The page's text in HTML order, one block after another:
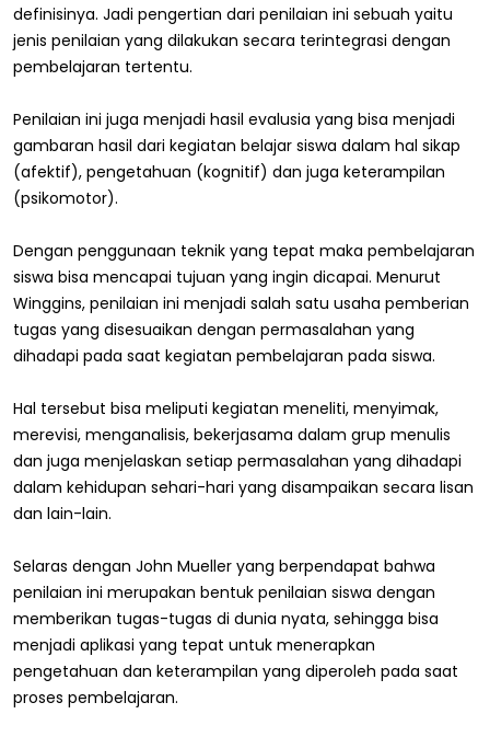
definisinya. Jadi pengertian dari penilaian ini sebuah yaitu
jenis penilaian yang dilakukan secara terintegrasi dengan
pembelajaran tertentu.
Penilaian ini juga menjadi hasil evalusia yang bisa menjadi
gambaran hasil dari kegiatan belajar siswa dalam hal sikap
(afektif), pengetahuan (kognitif) dan juga keterampilan
(psikomotor).
Dengan penggunaan teknik yang tepat maka pembelajaran
siswa bisa mencapai tujuan yang ingin dicapai. Menurut
Winggins, penilaian ini menjadi salah satu usaha pemberian
tugas yang disesuaikan dengan permasalahan yang
dihadapi pada saat kegiatan pembelajaran pada siswa.
Hal tersebut bisa meliputi kegiatan meneliti, menyimak,
merevisi, menganalisis, bekerjasama dalam grup menulis
dan juga menjelaskan setiap permasalahan yang dihadapi
dalam kehidupan sehari-hari yang disampaikan secara lisan
dan lain-lain.
Selaras dengan John Mueller yang berpendapat bahwa
penilaian ini merupakan bentuk penilaian siswa dengan
memberikan tugas-tugas di dunia nyata, sehingga bisa
menjadi aplikasi yang tepat untuk menerapkan
pengetahuan dan keterampilan yang diperoleh pada saat
proses pembelajaran.